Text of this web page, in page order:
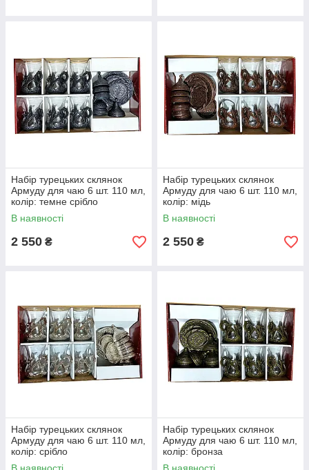
Набір турецьких склянок
Армуду для чаю 6 шт. 110 мл,
колір: темне срібло
В наявності
2 550 ₴
Набір турецьких склянок
Армуду для чаю 6 шт. 110 мл,
колір: мідь
В наявності
2 550 ₴
Набір турецьких склянок
Армуду для чаю 6 шт. 110 мл,
колір: срібло
Набір турецьких склянок
Армуду для чаю 6 шт. 110 мл,
колір: бронза